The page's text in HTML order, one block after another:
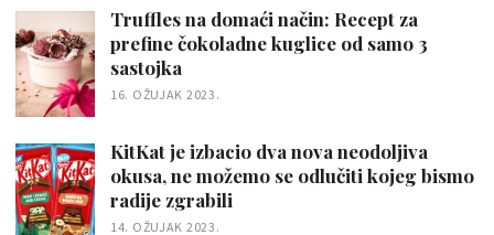
Truffles na domaći način: Recept za
prefine čokoladne kuglice od samo 3
sastojka
16. OŽUJAK 2023.
KitKat je izbacio dva nova neodoljiva
okusa, ne možemo se odlučiti kojeg bismo
radije zgrabili
14. OŽUJAK 2023.